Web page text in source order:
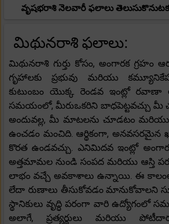
వృషభరాశి నెలవారీ ఫలాలు
మిథునరాశి ఫలాలు:
మిథునరాశి గుర్తు కోసం, అంగారక గ్రహం
గృహాలకు ప్రభువు మరియు
కుటుంబం యొక్క రెండవ ఇంట్లో
సమయంలో, మీరుఒకరిని బాధపెట్టవచ్చు
అందువల్ల, మీ మాటలను చూడటం
ఉంచడం మంచిది. ఆర్థికంగా, అనవసరమైన
కొరత ఉండవచ్చు. ఎనిమిదవ ఇంట్లో
అత్తమామల నుండి సంపద మరియు ఆస్తి
లాభం వచ్చే అవకాశాలు ఉన్నాయి. ఈ
లేదా రుణాలు తీసుకోవడం మానుకోవాలని
స్థానికులు వృద్ధి పరంగా వారి ఉద్యోగంలో
అలాగే, ప్రత్యర్థులు మరియు